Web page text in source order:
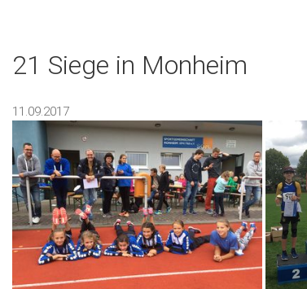
21 Siege in Monheim
11.09.2017